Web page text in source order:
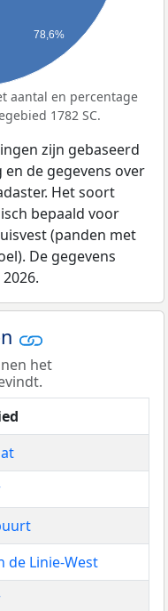
78,6%
aantal en percentage
1782 SC.
zijn gebaseerd
de gegevens over
Het soort
bepaald voor
(panden met
De gegevens
het
de Linie-West